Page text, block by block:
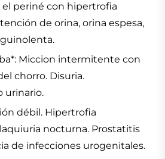
el periné con hipertrofia
de orina, orina espesa,
Miccion intermitente con
chorro. Disuria.
urinario.
débil. Hipertrofia
nocturna. Prostatitis
de infecciones urogenitales.